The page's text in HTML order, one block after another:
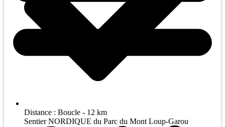
Distance : Boucle - 12 km
Sentier NORDIQUE du Parc du Mont Loup-Garou